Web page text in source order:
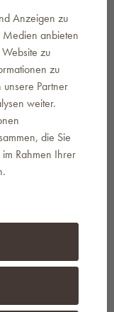
Anzeigen zu
Medien anbieten
zu
zu
Partner
weiter.
die Sie
Rahmen Ihrer